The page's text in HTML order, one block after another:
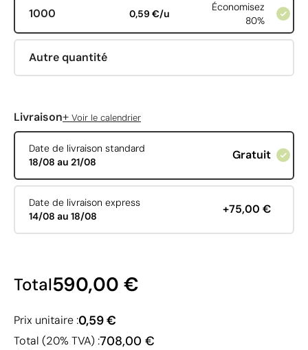
1000 0,59 €/u
Économisez
80%
Autre quantité
Livraison+ Voir le calendrier
Date de livraison standard
18/08 au 21/08
Gratuit
Date de livraison express
14/08 au 18/08
+75,00 €
Total590,00 €
Prix unitaire :0,59 €
Total (20% TVA) :708,00 €